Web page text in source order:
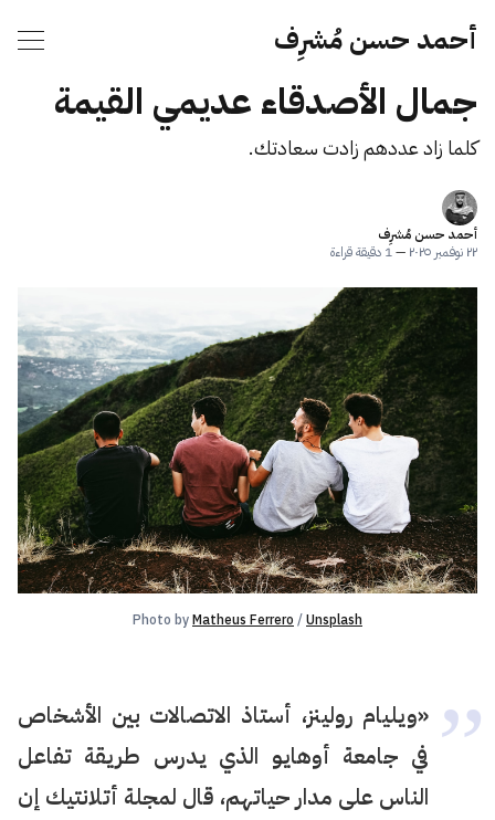
أحمد حسن مُشرِف
جمال الأصدقاء عديمي القيمة
كلما زاد عددهم زادت سعادتك.
أحمد حسن مُشرِف
٢٢ نوفمبر ٢٠٢٥
—1 دقيقة قراءة
Photo by Matheus Ferrero / Unsplash
«ويليام رولينز، أستاذ الاتصالات بين الأشخاص
في جامعة أوهايو الذي يدرس طريقة تفاعل
الناس على مدار حياتهم، قال لمجلة أتلانتيك إن